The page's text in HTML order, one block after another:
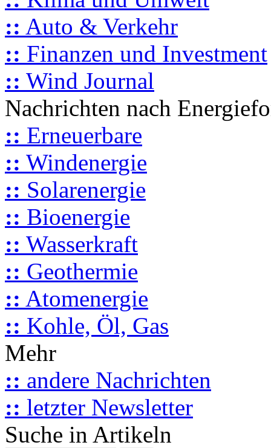
:: Auto & Verkehr
:: Finanzen und Investment
:: Wind Journal
Nachrichten nach
:: Erneuerbare
:: Windenergie
:: Solarenergie
:: Bioenergie
:: Wasserkraft
:: Geothermie
:: Atomenergie
:: Kohle, Öl, Gas
Mehr
:: andere Nachrichten
:: letzter Newsletter
Suche in Artikeln